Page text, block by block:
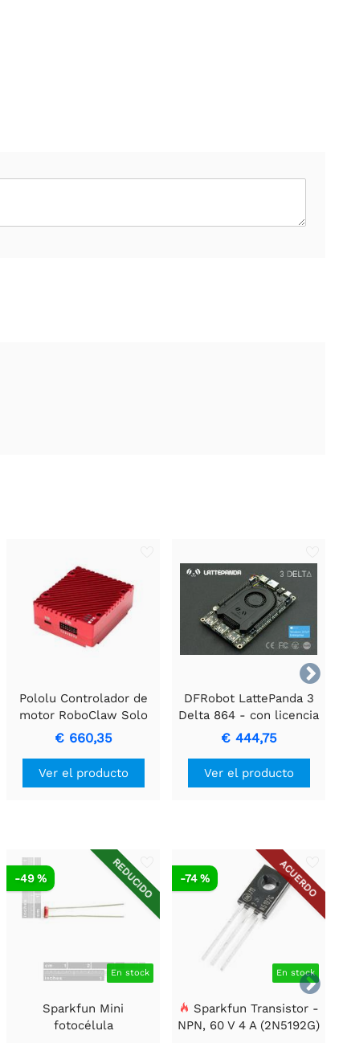

Pololu Controlador de
motor RoboClaw Solo
300A, 60 VCC
€ 660,35
Ver el producto
DFRobot LattePanda 3
Delta 864 - con licencia
Win10 Enterprise
(8GB/64GB)
€ 444,75
Ver el producto

REDUCIDO
En stock
-49 %
Sparkfun Mini
fotocélula
ACUERDO
En stock
-74 %
Sparkfun Transistor -
NPN, 60 V 4 A (2N5192G)